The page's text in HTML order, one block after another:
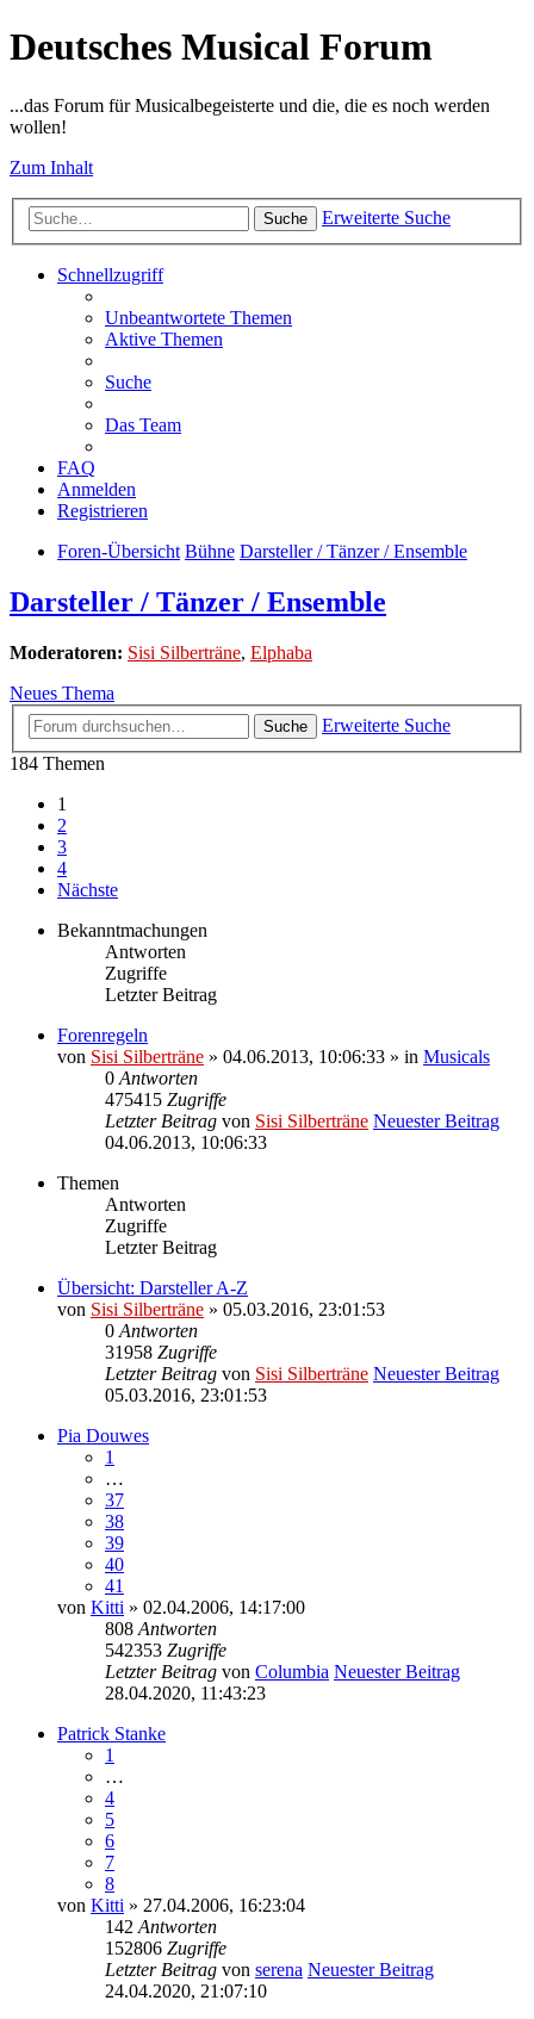
Deutsches Musical Forum
...das Forum für Musicalbegeisterte und die, die es noch werden
wollen!
Zum Inhalt
Suche Erweiterte Suche
Schnellzugriff
Unbeantwortete Themen
Aktive Themen
Suche
Das Team
FAQ
Anmelden
Registrieren
Foren-Übersicht Bühne Darsteller / Tänzer / Ensemble
Darsteller / Tänzer / Ensemble
Moderatoren: Sisi Silberträne, Elphaba
Neues Thema
Suche
Erweiterte Suche
184 Themen
1
2
3
4
Nächste
Bekanntmachungen
Antworten
Zugriffe
Letzter Beitrag
Forenregeln
von Sisi Silberträne » 04.06.2013, 10:06:33 » in Musicals
0 Antworten
475415 Zugriffe
Letzter Beitrag von Sisi Silberträne Neuester Beitrag
04.06.2013, 10:06:33
Themen
Antworten
Zugriffe
Letzter Beitrag
Übersicht: Darsteller A-Z
von Sisi Silberträne » 05.03.2016, 23:01:53
0 Antworten
31958 Zugriffe
Letzter Beitrag von Sisi Silberträne Neuester Beitrag
05.03.2016, 23:01:53
Pia Douwes
1
…
37
38
39
40
41
von Kitti » 02.04.2006, 14:17:00
808 Antworten
542353 Zugriffe
Letzter Beitrag von Columbia Neuester Beitrag
28.04.2020, 11:43:23
Patrick Stanke
1
…
4
5
6
7
8
von Kitti » 27.04.2006, 16:23:04
142 Antworten
152806 Zugriffe
Letzter Beitrag von serena Neuester Beitrag
24.04.2020, 21:07:10